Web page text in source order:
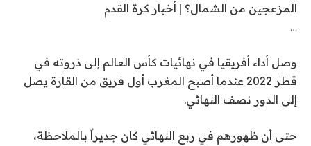
المزعجين من الشمال؟ | أخبار كرة القدم
…
وصل أداء أفريقيا في نهائيات كأس العالم إلى ذروته في
قطر 2022 عندما أصبح المغرب أول فريق من القارة يصل
إلى الدور نصف النهائي.
حتى أن ظهورهم في ربع النهائي كان جديراً بالملاحظة،